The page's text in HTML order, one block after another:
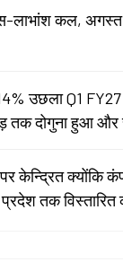
लाभांश कल,
उछला Q1 FY27
तक दोगुना हुआ और
केन्द्रित क्योंकि
तक विस्तारित